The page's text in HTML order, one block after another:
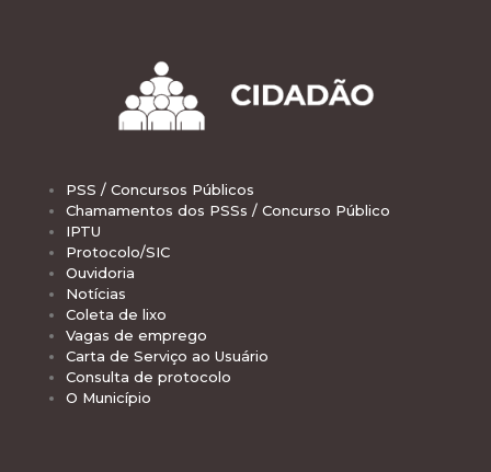
PSS / Concursos Públicos
Chamamentos dos PSSs / Concurso Público
IPTU
Protocolo/SIC
Ouvidoria
Notícias
Coleta de lixo
Vagas de emprego
Carta de Serviço ao Usuário
Consulta de protocolo
O Município